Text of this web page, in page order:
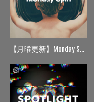
【月曜更新】Monday Spin